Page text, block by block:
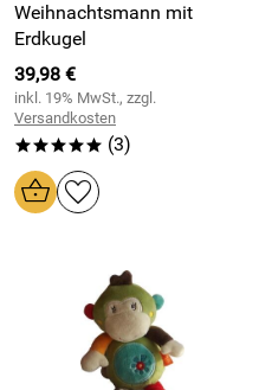
Weihnachtsmann mit
Erdkugel
39,98 €
inkl. 19% MwSt., zzgl.
Versandkosten
***** (3)